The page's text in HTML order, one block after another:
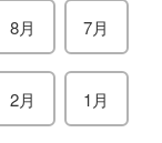
8月 7月
2月 1月